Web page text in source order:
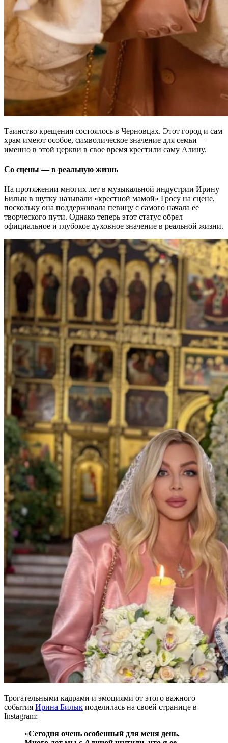
Таинство крещения состоялось в Черновцах. Этот город и сам
храм имеют особое, символическое значение для семьи —
именно в этой церкви в свое время крестили саму Алину.
Со сцены — в реальную жизнь
На протяжении многих лет в музыкальной индустрии Ирину
Билык в шутку называли «крестной мамой» Гросу на сцене,
поскольку она поддерживала певицу с самого начала ее
творческого пути. Однако теперь этот статус обрел
официальное и глубокое духовное значение в реальной жизни.
Трогательными кадрами и эмоциями от этого важного
события Ирина Билык поделилась на своей странице в
Instagram:
«Сегодня очень особенный для меня день.